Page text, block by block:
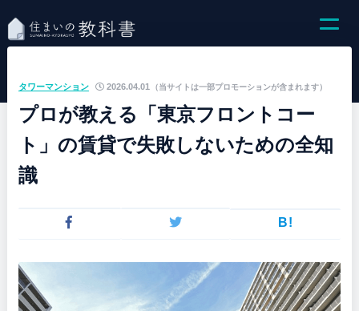
（当サイトは一部プロモーションが含まれます）
タワーマンション 2026.04.01
プロが教える「東京フロントコー
ト」の賃貸で失敗しないための全知
識
B!